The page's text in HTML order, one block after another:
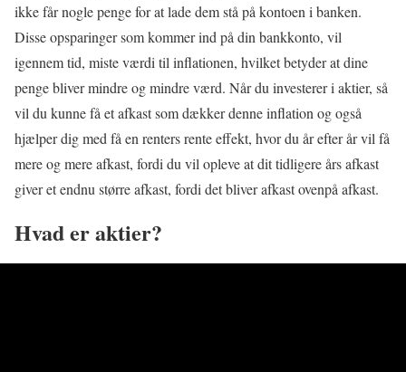
ikke får nogle penge for at lade dem stå på kontoen i banken.
Disse opsparinger som kommer ind på din bankkonto, vil
igennem tid, miste værdi til inflationen, hvilket betyder at dine
penge bliver mindre og mindre værd. Når du investerer i aktier, så
vil du kunne få et afkast som dækker denne inflation og også
hjælper dig med få en renters rente effekt, hvor du år efter år vil få
mere og mere afkast, fordi du vil opleve at dit tidligere års afkast
giver et endnu større afkast, fordi det bliver afkast ovenpå afkast.
Hvad er aktier?